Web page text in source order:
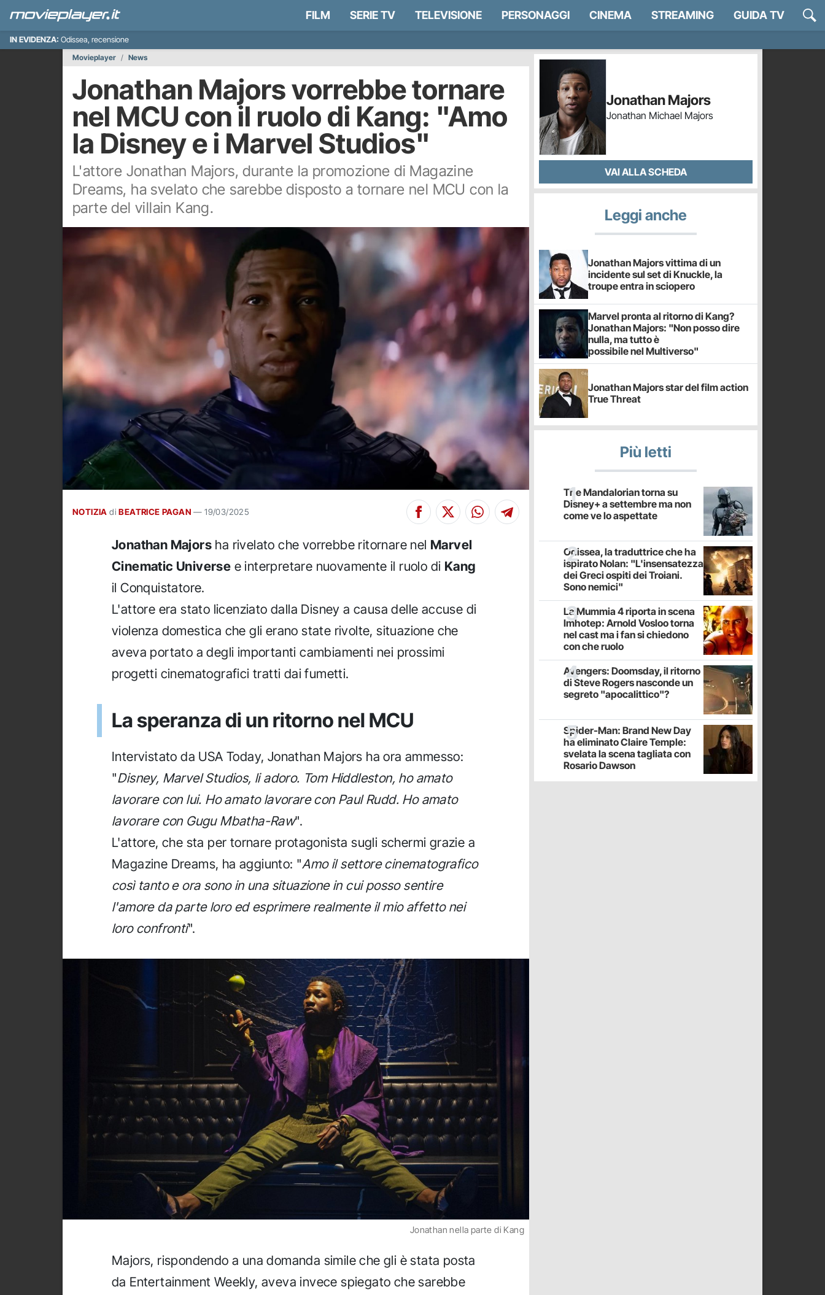
FILM SERIE TV TELEVISIONE PERSONAGGI CINEMA STREAMING GUIDA TV
IN EVIDENZA: Odissea, recensione
Movieplayer
News
Jonathan Majors vorrebbe tornare
nel MCU con il ruolo di Kang: "Amo
la Disney e i Marvel Studios"
L'attore Jonathan Majors, durante la promozione di Magazine
Dreams, ha svelato che sarebbe disposto a tornare nel MCU con la
parte del villain Kang.
NOTIZIA di BEATRICE PAGAN —19/03/2025
Jonathan Majors ha rivelato che vorrebbe ritornare nel Marvel
Cinematic Universe e interpretare nuovamente il ruolo di Kang
il Conquistatore.
L'attore era stato licenziato dalla Disney a causa delle accuse di
violenza domestica che gli erano state rivolte, situazione che
aveva portato a degli importanti cambiamenti nei prossimi
progetti cinematografici tratti dai fumetti.
La speranza di un ritorno nel MCU
Intervistato da USA Today, Jonathan Majors ha ora ammesso:
"Disney, Marvel Studios, li adoro. Tom Hiddleston, ho amato
lavorare con lui. Ho amato lavorare con Paul Rudd. Ho amato
lavorare con Gugu Mbatha-Raw".
L'attore, che sta per tornare protagonista sugli schermi grazie a
Magazine Dreams, ha aggiunto: "Amo il settore cinematografico
così tanto e ora sono in una situazione in cui posso sentire
l'amore da parte loro ed esprimere realmente il mio affetto nei
loro confronti".
Jonathan nella parte di Kang
Majors, rispondendo a una domanda simile che gli è stata posta
da Entertainment Weekly, aveva invece spiegato che sarebbe
Jonathan Majors
Jonathan Michael Majors
VAI ALLA SCHEDA
Leggi anche
Jonathan Majors vittima di un
incidente sul set di Knuckle, la
troupe entra in sciopero
Marvel pronta al ritorno di Kang?
Jonathan Majors: "Non posso dire
nulla, ma tutto è
possibile nel Multiverso"
Jonathan Majors star del film action
True Threat
Più letti
The Mandalorian torna su
Disney+ a settembre ma non
come ve lo aspettate
Odissea, la traduttrice che ha
ispirato Nolan: "L'insensatezza
dei Greci ospiti dei Troiani.
Sono nemici"
La Mummia 4 riporta in scena
Imhotep: Arnold Vosloo torna
nel cast ma i fan si chiedono
con che ruolo
Avengers: Doomsday, il ritorno
di Steve Rogers nasconde un
segreto "apocalittico"?
Spider-Man: Brand New Day
ha eliminato Claire Temple:
svelata la scena tagliata con
Rosario Dawson